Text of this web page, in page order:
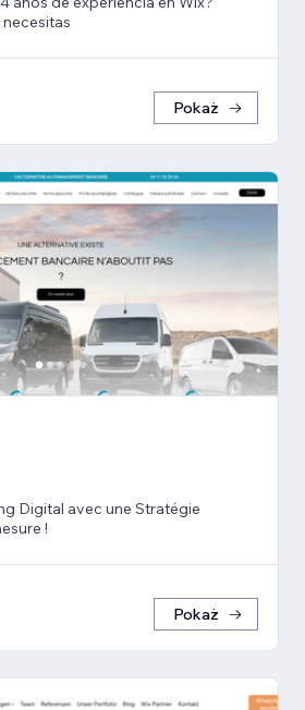
Pokaż
Digital avec une Stratégie
!
Pokaż